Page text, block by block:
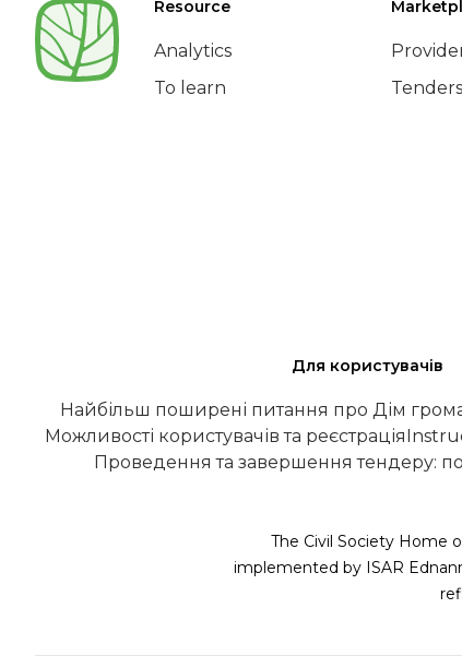
Resource
Analytics
To learn
Tenders
Для користувачів
Найбільш поширені питання про Дім
Можливості користувачів та реєстрація
Проведення та завершення тендеру:
The Civil Society Home
implemented by ISAR